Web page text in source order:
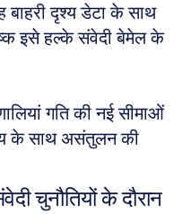
दृश्य डेटा के साथ
इसे हल्के संवेदी बेमेल के
गति की नई सीमाओं
के साथ असंतुलन की
चुनौतियों के दौरान